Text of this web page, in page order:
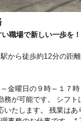
職場で新しい一歩を！
も近くにあります。通
バスが利用可能です。
らせいたします。
金曜日の９時～１７時
務が可能です。 シフト
たします。 残業はあ